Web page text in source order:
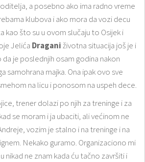
a posebno ako ima radno vreme
klubova i ako mora da vozi decu
kao što su u ovom slučaju to Osijek i
Jelića Draganiživotna situacija još je i
je poslednjih osam godina nakon
samohrana majka. Ona ipak ovo sve
na licu i ponosom na uspeh dece.
trener dolazi po njih za treninge i za
se moram i ja ubaciti, ali većinom ne
vozim je stalno i na treninge i na
Nekako guramo. Organizaciono mi
nikad ne znam kada ću tačno završiti i